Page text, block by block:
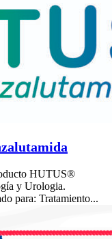
HUTUS®
y Urologia.
para: Tratamiento...